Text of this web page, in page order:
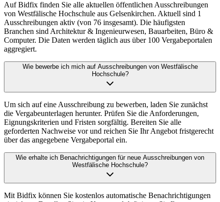
Auf Bidfix finden Sie alle aktuellen öffentlichen Ausschreibungen
von Westfälische Hochschule aus Gelsenkirchen. Aktuell sind 1
Ausschreibungen aktiv (von 76 insgesamt). Die häufigsten
Branchen sind Architektur & Ingenieurwesen, Bauarbeiten, Büro &
Computer. Die Daten werden täglich aus über 100 Vergabeportalen
aggregiert.
Wie bewerbe ich mich auf Ausschreibungen von Westfälische
Hochschule?
Um sich auf eine Ausschreibung zu bewerben, laden Sie zunächst
die Vergabeunterlagen herunter. Prüfen Sie die Anforderungen,
Eignungskriterien und Fristen sorgfältig. Bereiten Sie alle
geforderten Nachweise vor und reichen Sie Ihr Angebot fristgerecht
über das angegebene Vergabeportal ein.
Wie erhalte ich Benachrichtigungen für neue Ausschreibungen von
Westfälische Hochschule?
Mit Bidfix können Sie kostenlos automatische Benachrichtigungen